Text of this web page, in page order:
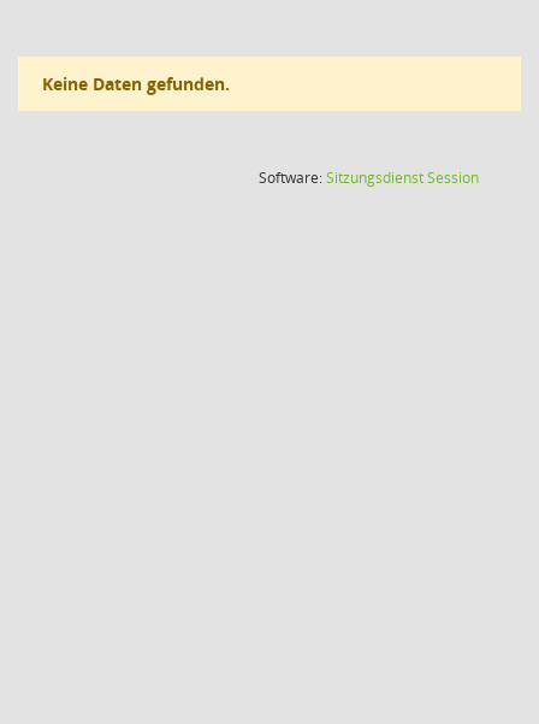
Keine Daten gefunden.
Software:SitzungsdienstSession(Wird in